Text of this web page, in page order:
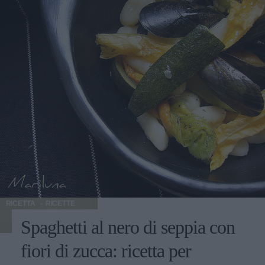
che piace a tutti. Poi per il divino abbinamento con i frutti
di mare. E poi perché gli spaghetti sono buoni comunque.
Li abbiamo trovati cucinati all’arrabbiata, in uno dei piatti
più famosi della cucina romana. Con le bietole, in un
gustoso primo piatto vegetariano. E ancora semplicemente
con erbe aromatiche. Una pietanza per intenditori. Il vino
Grignolino d’Asti Doc Vino da tutto pasto, si adatta ad
antipasti e ai primi, a piatti leggeri moderatamente grassi.
A molti piace con il pesce. Si serve giovane a temperatura
ambiente. La giusta temperatura di degustazione può
variare tra i 15° e i 18°.
RICETTA
Spaghetti al nero di seppia con
fiori di zucca: ricetta per